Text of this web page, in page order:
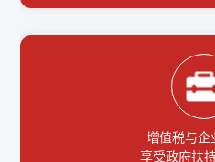
增值税与企
享受政府扶